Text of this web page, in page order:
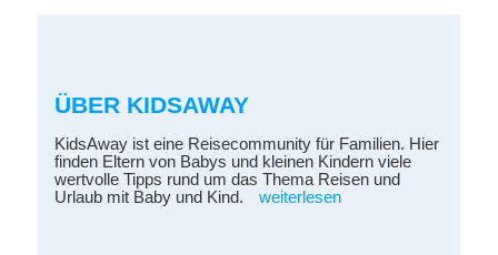
ÜBER KIDSAWAY
KidsAway ist eine Reisecommunity für Familien. Hier
finden Eltern von Babys und kleinen Kindern viele
wertvolle Tipps rund um das Thema Reisen und
Urlaub mit Baby und Kind.
weiterlesen